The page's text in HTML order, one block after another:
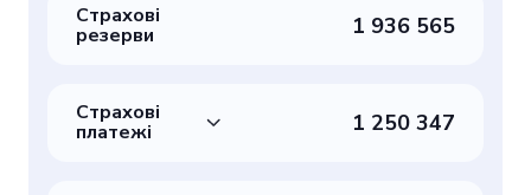
Страхові
резерви 1 936 565
Страхові
платежі 1 250 347